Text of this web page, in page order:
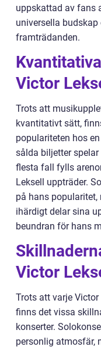
uppskattad av fans
universella
framträdanden.
Victor
Trots att
kvantitativt sätt,
populariteten hos
sålda biljetter
flesta fall fylls
Leksell uppträder.
på hans
ihärdigt delar sina
beundran för hans
Victor
Trots att varje
finns det vissa
konserter.
personlig atmosfär,